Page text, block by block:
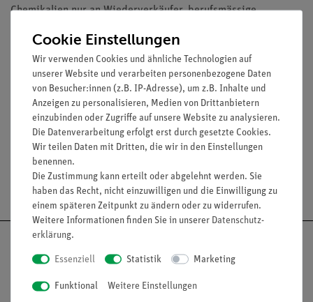
Chemikalien nur an Wiederverkäufer, berufsmässige
Lehranstalten abgeben.
Media / Downloads
Versandkostenfrei ab 300,- €
Nach oben
Cookie Einstellungen
Wir verwenden Cookies und ähnliche Technologien auf
unserer Website und verarbeiten personenbezogene Daten
von Besucher:innen (z.B. IP-Adresse), um z.B. Inhalte und
Anzeigen zu personalisieren, Medien von Drittanbietern
einzubinden oder Zugriffe auf unsere Website zu analysieren.
Die Datenverarbeitung erfolgt erst durch gesetzte Cookies.
Wir teilen Daten mit Dritten, die wir in den Einstellungen
benennen.
Die Zustimmung kann erteilt oder abgelehnt werden. Sie
haben das Recht, nicht einzuwilligen und die Einwilligung zu
einem späteren Zeitpunkt zu ändern oder zu widerrufen.
Weitere Informationen finden Sie in unserer Daten­schutz­
erklärung.
Essenziell Statistik Marketing
Funktional Weitere Einstellungen